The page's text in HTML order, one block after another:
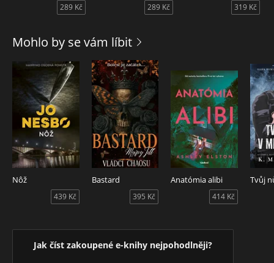
289 Kč 289 Kč 319 Kč
Mohlo by se vám líbit
Nôž
439 Kč
Bastard
395 Kč
Anatómia alibi
414 Kč
Jak číst zakoupené e-knihy nejpohodlněji?